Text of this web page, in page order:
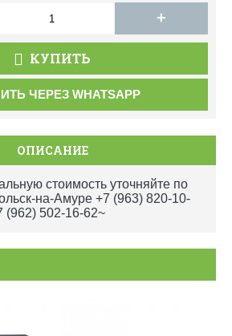
+
КУПИТЬ
ЧЕРЕЗ WHATSAPP
ОПИСАНИЕ
стоимость уточняйте по
на-Амуре +7 (963) 820-10-
(962) 502-16-62~